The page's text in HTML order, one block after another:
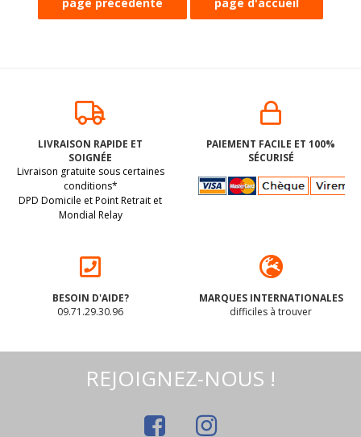
LIVRAISON RAPIDE ET
SOIGNÉE
Livraison gratuite sous certaines
conditions*
DPD Domicile et Point Retrait et
Mondial Relay
PAIEMENT FACILE ET 100%
SÉCURISÉ
BESOIN D'AIDE?
09.71.29.30.96
MARQUES INTERNATIONALES
difficiles à trouver
REJOIGNEZ-NOUS !